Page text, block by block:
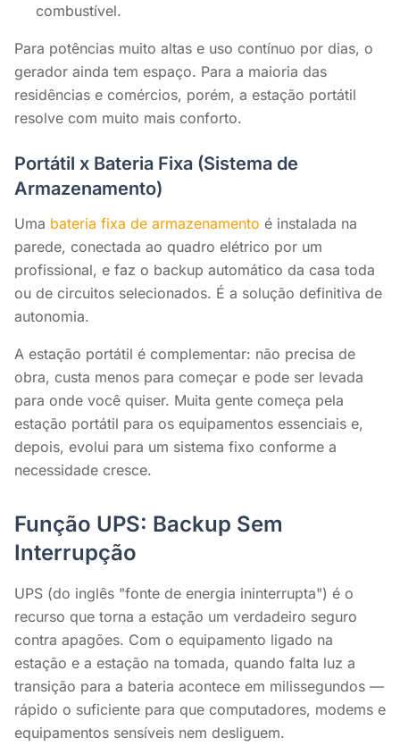
combustível.
Para potências muito altas e uso contínuo por dias, o
gerador ainda tem espaço. Para a maioria das
residências e comércios, porém, a estação portátil
resolve com muito mais conforto.
Portátil x Bateria Fixa (Sistema de
Armazenamento)
Uma bateria fixa de armazenamento é instalada na
parede, conectada ao quadro elétrico por um
profissional, e faz o backup automático da casa toda
ou de circuitos selecionados. É a solução definitiva de
autonomia.
A estação portátil é complementar: não precisa de
obra, custa menos para começar e pode ser levada
para onde você quiser. Muita gente começa pela
estação portátil para os equipamentos essenciais e,
depois, evolui para um sistema fixo conforme a
necessidade cresce.
Função UPS: Backup Sem
Interrupção
UPS (do inglês "fonte de energia ininterrupta") é o
recurso que torna a estação um verdadeiro seguro
contra apagões. Com o equipamento ligado na
estação e a estação na tomada, quando falta luz a
transição para a bateria acontece em milissegundos —
rápido o suficiente para que computadores, modems e
equipamentos sensíveis nem desliguem.